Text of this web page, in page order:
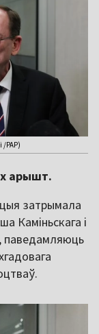
PAP)
арышт.
затрымала
Каміньскага і
паведамляюць